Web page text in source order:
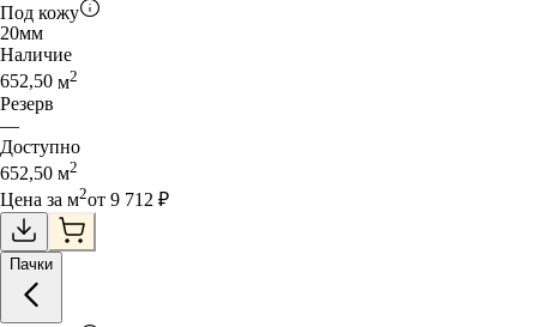
Под кожу
20мм
Наличие
652,50 м2
Резерв
—
Доступно
652,50 м2
Цена за м2от 9 712 ₽
Пачки